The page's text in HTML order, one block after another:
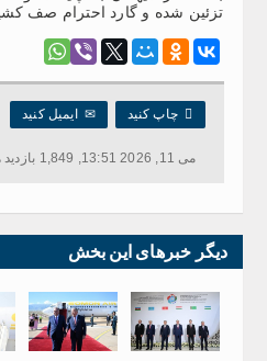
تزئین شده و گارد احترام صف
 چاپ کنید ✉ایمیل کنید
می 11, 2026 13:51, 1,849 بازدید ها
دیگر خبرهای این بخش